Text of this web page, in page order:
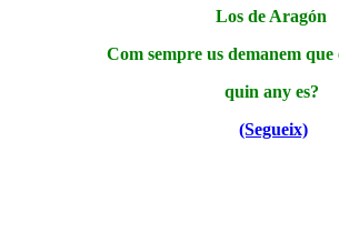
Los de Aragón
Com sempre us demanem que
quin any es?
(Segueix)